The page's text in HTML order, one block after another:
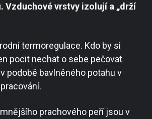
Vzduchové vrstvy izolují a „drží
termoregulace. Kdo by si
pocit nechat o sebe pečovat
podobě bavlněného potahu v
prachového peří jsou v